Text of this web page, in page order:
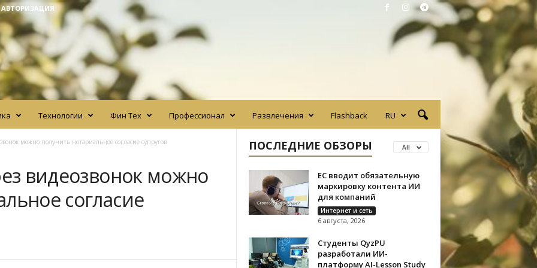
АВТОРИЗАЦИЯ
Технологии Фин Тех Профессионал Развлечения Flashback RU
можно получить нотариальное согласие супругов
видеозвонок можно
согласие
ПОСЛЕДНИЕ ОБЗОРЫ All
ЕС вводит обязательную
маркировку контента ИИ
для компаний
Интернет и сеть
6 августа, 2026
Студенты QyzPU
разработали ИИ-
платформу AI-Lesson Study